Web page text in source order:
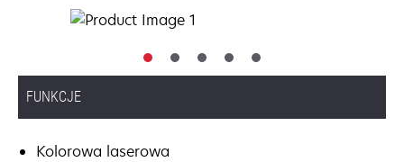
FUNKCJE
Kolorowa laserowa